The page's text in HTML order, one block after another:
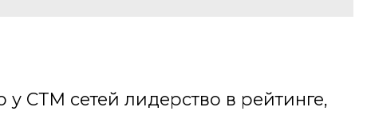
у СТМ сетей лидерство в рейтинге,